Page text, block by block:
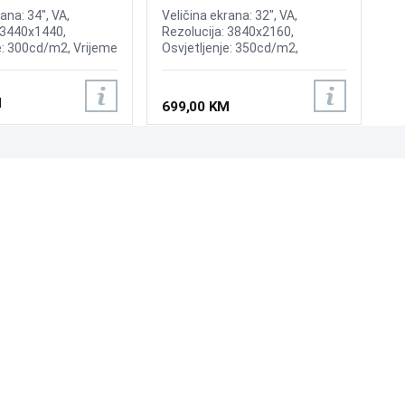
34", VA,
300cd/m2, Vrijeme
FreeSync, Priključci:
Veličina ekrana: 32", VA,
Rezolucija: 3840x2160,
Osvjetljenje: 350cd/m2,
FreeSync, Kontrast: 1000:1,
Vrijeme odziva: 5ms, Priključci:
HDMI, Displayport
699,00 KM